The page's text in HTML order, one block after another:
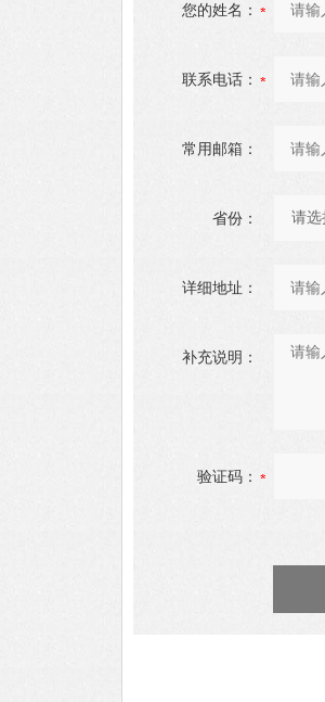
您的姓名：
联系电话：
常用邮箱：
省份：
详细地址：
补充说明：
验证码：